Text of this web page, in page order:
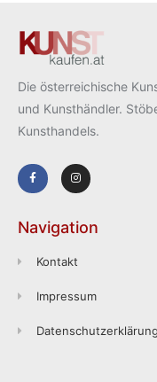
Die österreichische
und Kunsthändler.
Kunsthandels.
Navigation
Kontakt
Impressum
Datenschutzerklärung